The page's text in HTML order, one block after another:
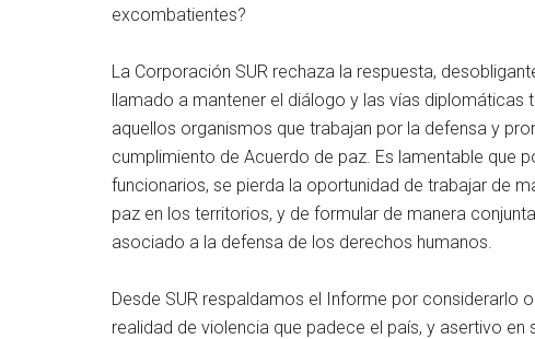
excombatientes?
La Corporación SUR rechaza la respuesta,
llamado a mantener el diálogo y las vías
aquellos organismos que trabajan por la defensa y
cumplimiento de Acuerdo de paz. Es lamentable que
funcionarios, se pierda la oportunidad de trabajar de
paz en los territorios, y de formular de manera
asociado a la defensa de los derechos humanos.
Desde SUR respaldamos el Informe por considerarlo
realidad de violencia que padece el país, y asertivo